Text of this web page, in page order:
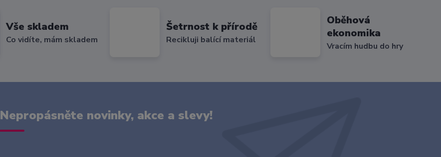
Vše skladem
Co vidíte, mám skladem
Šetrnost k přírodě
Recikluji balící materiál
Oběhová
ekonomika
Vracím hudbu do hry
Nepropásněte novinky, akce a slevy!